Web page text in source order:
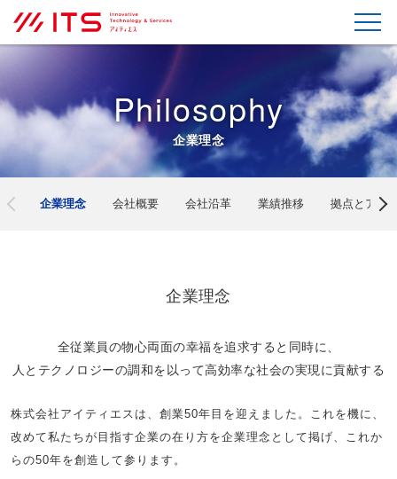
Philosophy
企業理念
企業理念 会社概要 会社沿革 業績推移 拠点とアク
企業理念
全従業員の物心両面の幸福を追求すると同時に、
人とテクノロジーの調和を以って高効率な社会の実現に貢献する
株式会社アイティエスは、創業50年目を迎えました。これを機に、
改めて私たちが目指す企業の在り方を企業理念として掲げ、これか
らの50年を創造して参ります。